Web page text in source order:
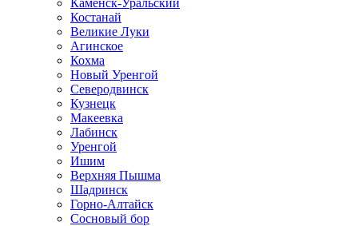
Каменск-Уральский
Костанай
Великие Луки
Агинское
Кохма
Новый Уренгой
Северодвинск
Кузнецк
Макеевка
Лабинск
Уренгой
Ишим
Верхняя Пышма
Шадринск
Горно-Алтайск
Сосновый бор